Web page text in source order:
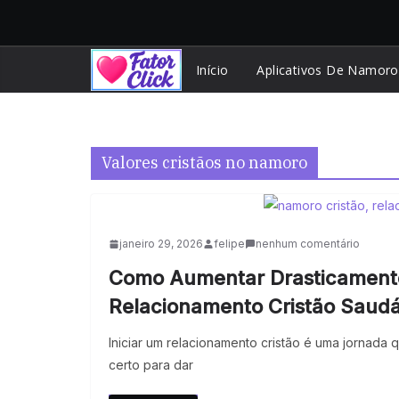
Início Aplicativos De
Valores cristãos no namoro
janeiro 29, 2026 felipe nenhum comentário
Como Aumentar
Relacionamento Cristão
Iniciar um relacionamento cristão é uma
certo para dar